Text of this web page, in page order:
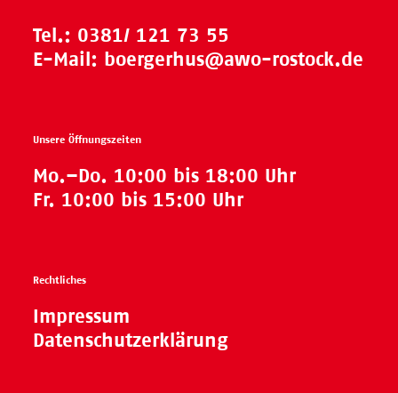
Tel.: 0381/ 121 73 55
E-Mail: boergerhus@awo-rostock.de
Unsere Öffnungszeiten
Mo.–Do. 10:00 bis 18:00 Uhr
Fr. 10:00 bis 15:00 Uhr
Rechtliches
Impressum
Datenschutzerklärung